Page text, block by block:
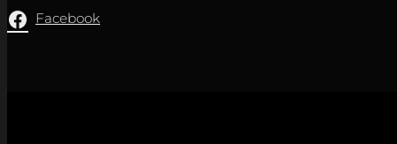
Facebook